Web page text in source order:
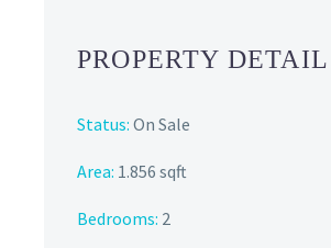
PROPERTY DETAIL
Status: On Sale
Area: 1.856 sqft
Bedrooms: 2